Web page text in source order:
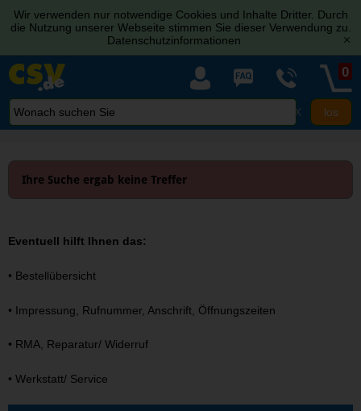
Wir verwenden nur notwendige Cookies und Inhalte Dritter. Durch
die Nutzung unserer Webseite stimmen Sie dieser Verwendung zu.
Datenschutzinformationen
[x]
X
0
Ihre Suche ergab keine Treffer
Eventuell hilft Ihnen das:
• Bestellübersicht
• Impressung, Rufnummer, Anschrift, Öffnungszeiten
• RMA, Reparatur/ Widerruf
• Werkstatt/ Service